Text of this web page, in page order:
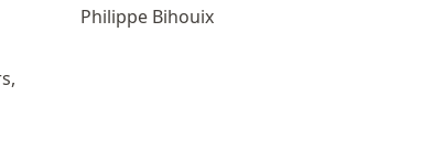
Philippe Bihouix